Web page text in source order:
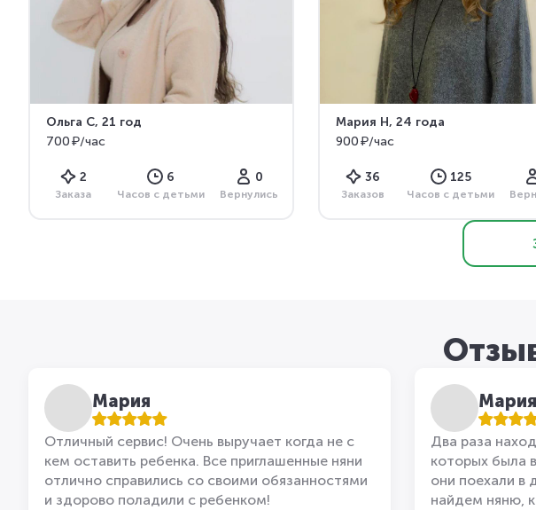
Ольга С, 21 год
700 ₽/час
2
Заказа
6
Часов с детьми
0
Вернулись
Мария Н, 24 года
900 ₽/час
36
Заказов
125
Часов с детьми
Мария
Отличный сервис! Очень выручает когда не с
кем оставить ребенка. Все приглашенные няни
отлично справились со своими обязанностями
и здорово поладили с ребенком!
Мария
Два раза
которых была
они поехали в
найдем няню,